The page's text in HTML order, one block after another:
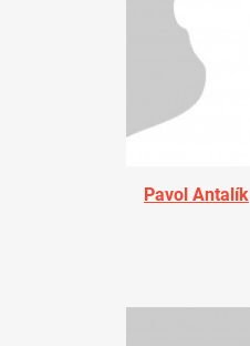
Pavol Antalík